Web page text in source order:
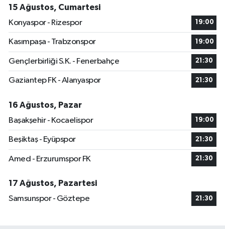
15 Ağustos, Cumartesi
Konyaspor - Rizespor
19:00
Kasımpaşa - Trabzonspor 19:00
Gençlerbirliği S.K. - Fenerbahçe 21:30
Gaziantep FK - Alanyaspor 21:30
16 Ağustos, Pazar
Başakşehir - Kocaelispor
19:00
Beşiktaş - Eyüpspor 21:30
Amed - Erzurumspor FK 21:30
17 Ağustos, Pazartesi
Samsunspor - Göztepe
21:30